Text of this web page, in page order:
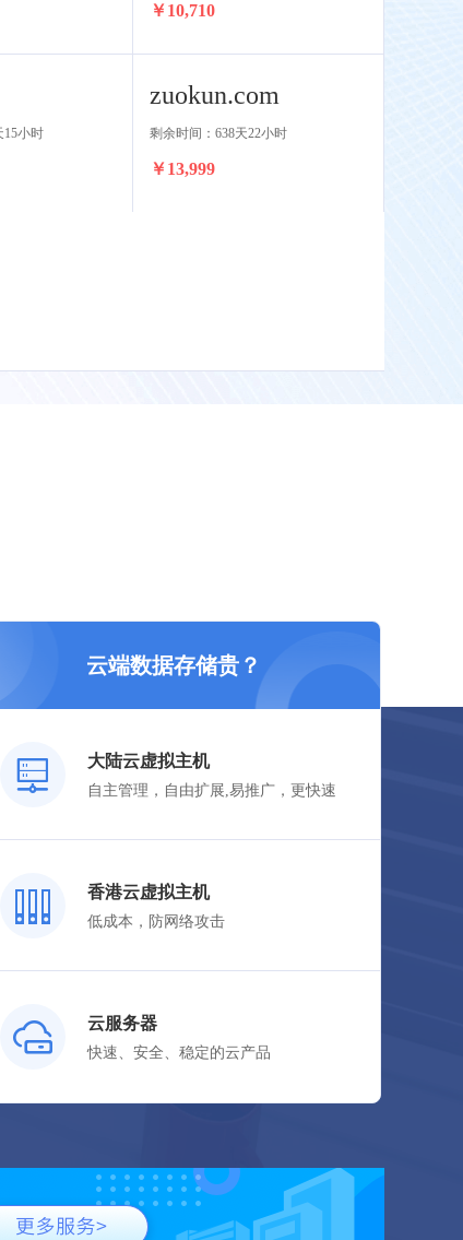
￥10,710
15小时
zuokun.com
剩余时间：638天22小时
￥13,999
云端数据存储贵？
大陆云虚拟主机
自主管理，自由扩展,易推广，更快速
香港云虚拟主机
低成本，防网络攻击
云服务器
快速、安全、稳定的云产品